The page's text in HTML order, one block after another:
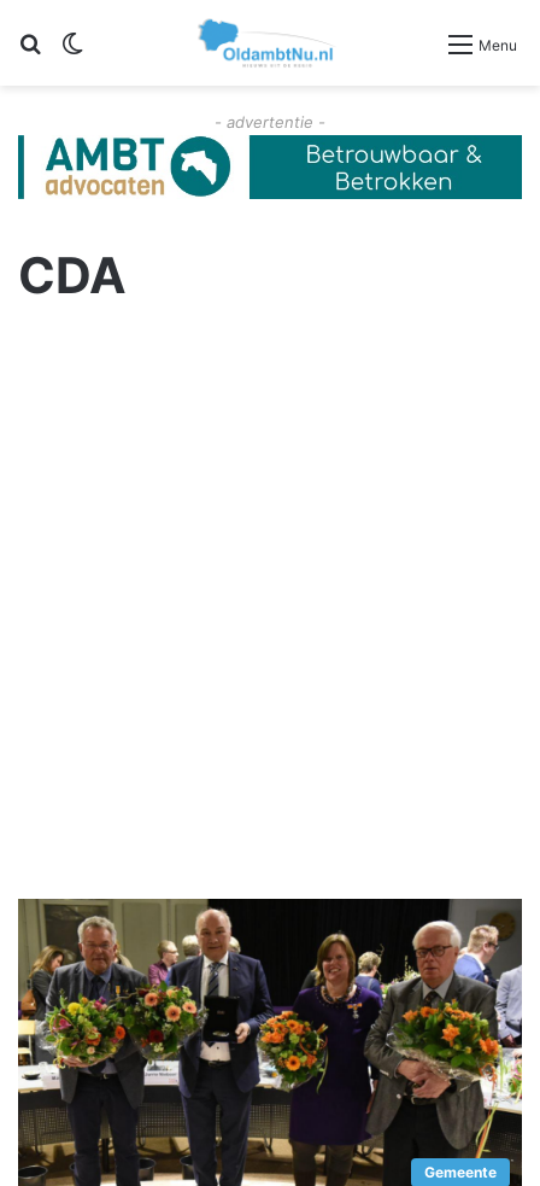
Zoeken Menu
- advertentie -
CDA
Gemeente